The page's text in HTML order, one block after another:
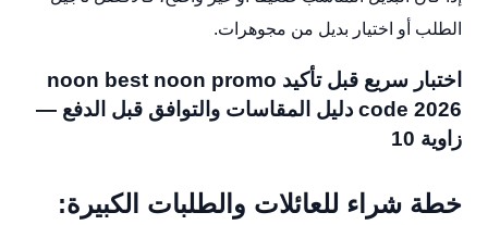
الطلب أو اختيار بديل من مجوهرات.
اختبار سريع قبل تأكيد noon best noon promo
code 2026 دليل المقاسات والتوافق قبل الدفع —
زاوية 10
خطة شراء للعائلات والطلبات الكبيرة: